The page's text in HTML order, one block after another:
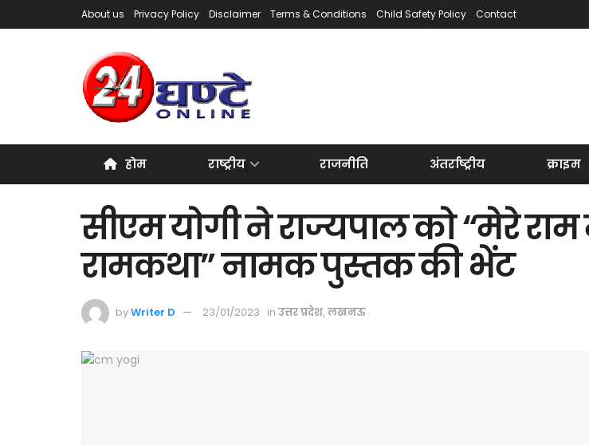
About us Privacy Policy Disclaimer Terms & Conditions Child Safety Policy Contact
होम राष्ट्रीय राजनीति अंतर्राष्ट्रीय क्राइम
सीएम योगी ने राज्यपाल को “मेरे राम
रामकथा” नामक पुस्तक की भेंट
byWriter D 23/01/2023 in उत्तर प्रदेश, लखनऊ